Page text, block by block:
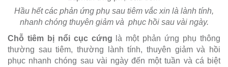
Hầu hết các phản ứng phụ sau tiêm vắc xin là lành tính,
nhanh chóng thuyên giảm và phục hồi sau vài ngày.
Chỗ tiêm bị nổi cục cứng là một phản ứng phụ thông
thường sau tiêm, thường lành tính, thuyên giảm và hồi
phục nhanh chóng sau vài ngày đến một tuần và cá biệt